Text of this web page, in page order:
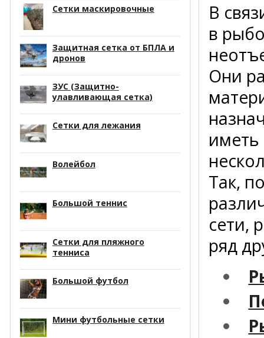
Сетки маскировочные
Защитная сетка от БПЛА и
дронов
ЗУС (Защитно-
улавливающая сетка)
Сетки для лежания
Волейбол
Большой теннис
Сетки для пляжного
тенниса
Большой футбол
Мини футбольные сетки
В
в
Они
Так,
сети,
ряд